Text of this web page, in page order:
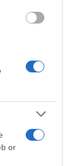
or
Σε λευκό